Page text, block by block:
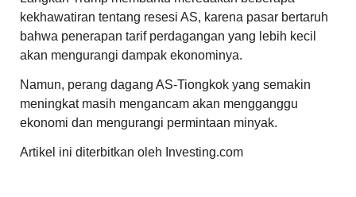
kekhawatiran tentang resesi AS, karena pasar bertaruh
bahwa penerapan tarif perdagangan yang lebih kecil
akan mengurangi dampak ekonominya.
Namun, perang dagang AS-Tiongkok yang semakin
meningkat masih mengancam akan mengganggu
ekonomi dan mengurangi permintaan minyak.
Artikel ini diterbitkan oleh Investing.com